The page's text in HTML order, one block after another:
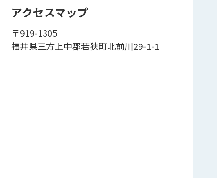
アクセスマップ
〒919-1305
福井県三方上中郡若狭町北前川29-1-1